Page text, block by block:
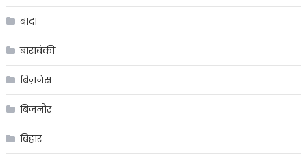
बांदा
बाराबंकी
बिज़नेस
बिजनौर
बिहार